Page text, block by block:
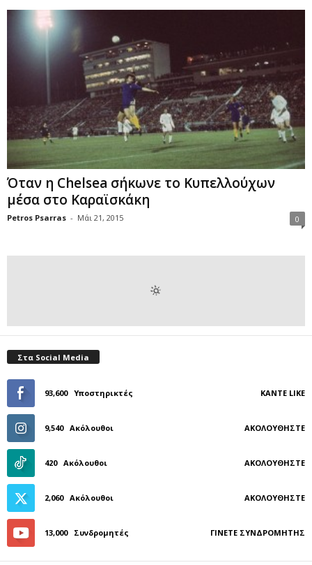
Όταν η Chelsea σήκωνε το Κυπελλούχων
μέσα στο Καραϊσκάκη
Petros Psarras - Μάι 21, 2015 0
Στα Social Media
93,600 Υποστηρικτές ΚΆΝΤΕ LIKE
9,540 Ακόλουθοι ΑΚΟΛΟΥΘΉΣΤΕ
420 Ακόλουθοι ΑΚΟΛΟΥΘΉΣΤΕ
2,060 Ακόλουθοι ΑΚΟΛΟΥΘΉΣΤΕ
13,000 Συνδρομητές ΓΊΝΕΤΕ ΣΥΝΔΡΟΜΗΤΉΣ